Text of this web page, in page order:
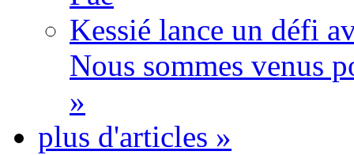
Kessié lance un défi
Nous sommes venus
»
plus d'articles »